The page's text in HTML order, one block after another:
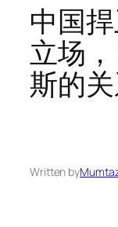
中国
立场
斯的
Written by